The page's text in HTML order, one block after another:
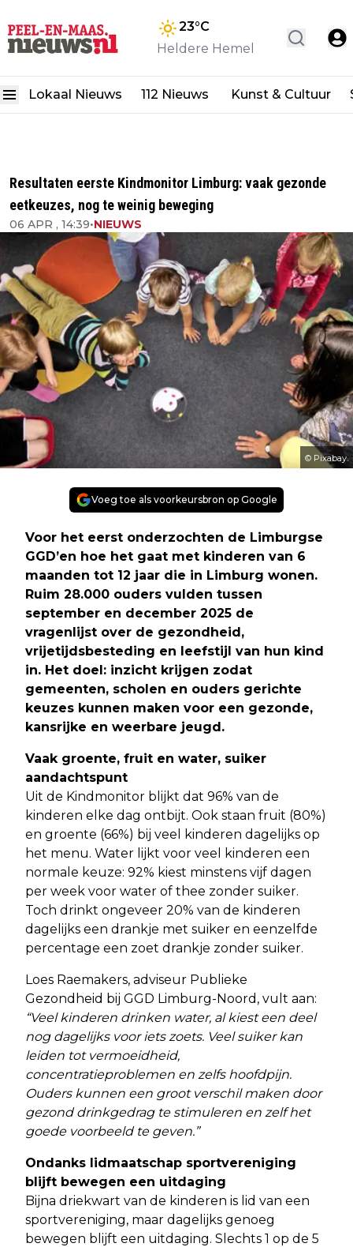
23°C
Heldere Hemel
Lokaal Nieuws 112 Nieuws Kunst & Cultuur
Resultaten eerste Kindmonitor Limburg: vaak gezonde
eetkeuzes, nog te weinig beweging
06 APR , 14:39•NIEUWS
© Pixabay.
Voeg toe als voorkeursbron op Google
Voor het eerst onderzochten de Limburgse
GGD’en hoe het gaat met kinderen van 6
maanden tot 12 jaar die in Limburg wonen.
Ruim 28.000 ouders vulden tussen
september en december 2025 de
vragenlijst over de gezondheid,
vrijetijdsbesteding en leefstijl van hun kind
in. Het doel: inzicht krijgen zodat
gemeenten, scholen en ouders gerichte
keuzes kunnen maken voor een gezonde,
kansrijke en weerbare jeugd.
Vaak groente, fruit en water, suiker
aandachtspunt
Uit de Kindmonitor blijkt dat 96% van de
kinderen elke dag ontbijt. Ook staan fruit (80%)
en groente (66%) bij veel kinderen dagelijks op
het menu. Water lijkt voor veel kinderen een
normale keuze: 92% kiest minstens vijf dagen
per week voor water of thee zonder suiker.
Toch drinkt ongeveer 20% van de kinderen
dagelijks een drankje met suiker en eenzelfde
percentage een zoet drankje zonder suiker.
Loes Raemakers, adviseur Publieke
Gezondheid bij GGD Limburg-Noord, vult aan:
“Veel kinderen drinken water, al kiest een deel
nog dagelijks voor iets zoets. Veel suiker kan
leiden tot vermoeidheid,
concentratieproblemen en zelfs hoofdpijn.
Ouders kunnen een groot verschil maken door
gezond drinkgedrag te stimuleren en zelf het
goede voorbeeld te geven.”
Ondanks lidmaatschap sportvereniging
blijft bewegen een uitdaging
Bijna driekwart van de kinderen is lid van een
sportvereniging, maar dagelijks genoeg
bewegen blijft een uitdaging. Slechts 1 op de 5